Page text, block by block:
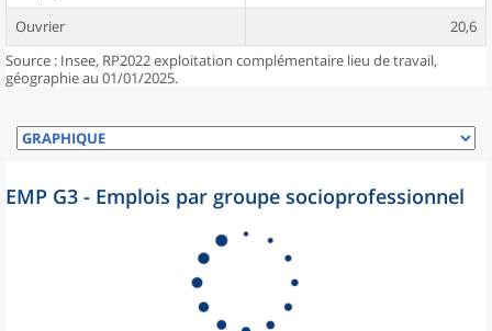
Ouvrier
20,6
Source : Insee, RP2022 exploitation complémentaire lieu de travail,
géographie au 01/01/2025.
EMP G3 - Emplois par groupe socioprofessionnel